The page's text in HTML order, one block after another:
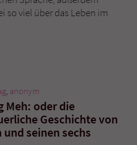
so viel über das Leben im
, anonym
Meh: oder die
Geschichte von
und seinen sechs